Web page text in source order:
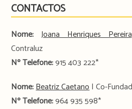
CONTACTOS
Nome: Joana Henriques Pereira
Contraluz
Nº Telefone:915 403 222*
Nome:Beatriz Caetano| Co-
Nº Telefone:964 935 598*